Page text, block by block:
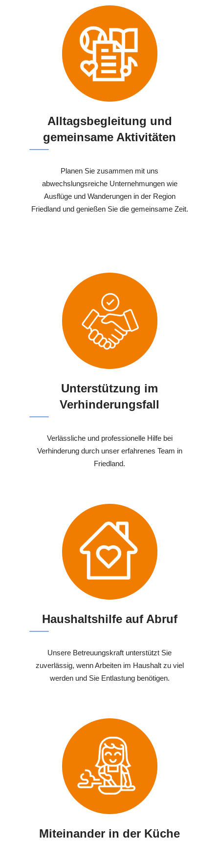
Alltagsbegleitung und
gemeinsame Aktivitäten
Planen Sie zusammen mit uns
abwechslungsreiche Unternehmungen wie
Ausflüge und Wanderungen in der Region
Friedland und genießen Sie die gemeinsame Zeit.
Unterstützung im
Verhinderungsfall
Verlässliche und professionelle Hilfe bei
Verhinderung durch unser erfahrenes Team in
Friedland.
Haushaltshilfe auf Abruf
Unsere Betreuungskraft unterstützt Sie
zuverlässig, wenn Arbeiten im Haushalt zu viel
werden und Sie Entlastung benötigen.
Miteinander in der Küche